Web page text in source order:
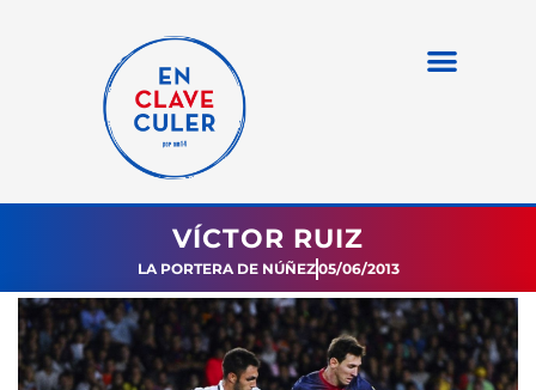
VÍCTOR RUIZ
LA PORTERA DE NÚÑEZ05/06/2013